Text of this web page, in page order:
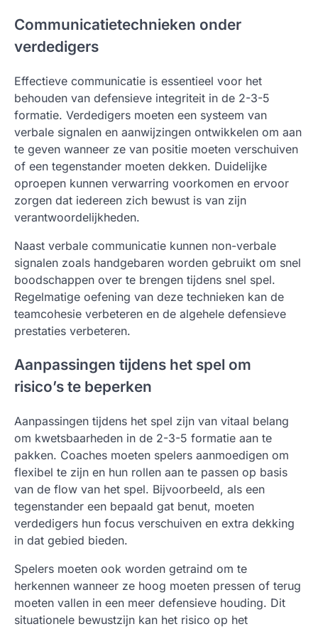
Communicatietechnieken onder
verdedigers
Effectieve communicatie is essentieel voor het
behouden van defensieve integriteit in de 2-3-5
formatie. Verdedigers moeten een systeem van
verbale signalen en aanwijzingen ontwikkelen om aan
te geven wanneer ze van positie moeten verschuiven
of een tegenstander moeten dekken. Duidelijke
oproepen kunnen verwarring voorkomen en ervoor
zorgen dat iedereen zich bewust is van zijn
verantwoordelijkheden.
Naast verbale communicatie kunnen non-verbale
signalen zoals handgebaren worden gebruikt om snel
boodschappen over te brengen tijdens snel spel.
Regelmatige oefening van deze technieken kan de
teamcohesie verbeteren en de algehele defensieve
prestaties verbeteren.
Aanpassingen tijdens het spel om
risico’s te beperken
Aanpassingen tijdens het spel zijn van vitaal belang
om kwetsbaarheden in de 2-3-5 formatie aan te
pakken. Coaches moeten spelers aanmoedigen om
flexibel te zijn en hun rollen aan te passen op basis
van de flow van het spel. Bijvoorbeeld, als een
tegenstander een bepaald gat benut, moeten
verdedigers hun focus verschuiven en extra dekking
in dat gebied bieden.
Spelers moeten ook worden getraind om te
herkennen wanneer ze hoog moeten pressen of terug
moeten vallen in een meer defensieve houding. Dit
situationele bewustzijn kan het risico op het